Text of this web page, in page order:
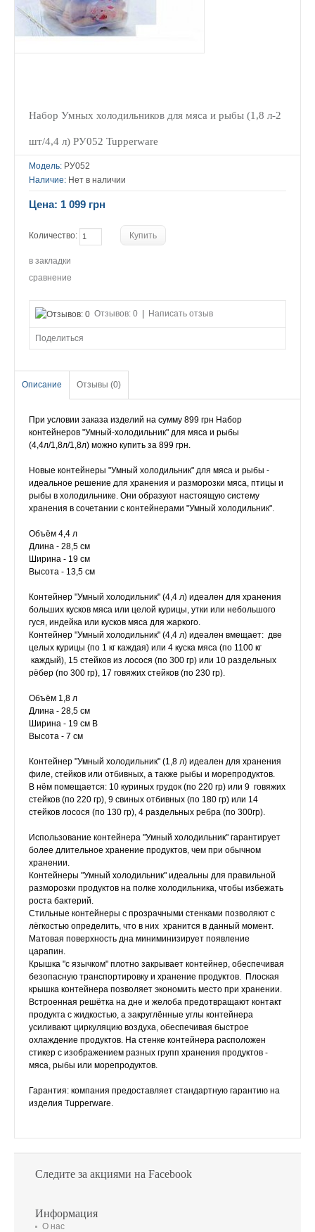
Набор Умных холодильников для мяса и рыбы (1,8 л-2
шт/4,4 л) РУ052 Tupperware
Модель: РУ052
Наличие: Нет в наличии
Цена: 1 099 грн
Количество:
в закладки
сравнение
Отзывов: 0 Написать отзыв
Поделиться
Описание Отзывы (0)
При условии заказа изделий на сумму 899 грн Набор
контейнеров "Умный-холодильник" для мяса и рыбы
(4,4л/1,8л/1,8л) можно купить за 899 грн.
Новые контейнеры "Умный холодильник" для мяса и рыбы -
идеальное решение для хранения и разморозки мяса, птицы и
рыбы в холодильнике. Они образуют настоящую систему
хранения в сочетании с контейнерами "Умный холодильник".
Объём 4,4 л
Длина - 28,5 см
Ширина - 19 см
Высота - 13,5 см
Контейнер "Умный холодильник" (4,4 л) идеален для хранения
больших кусков мяса или целой курицы, утки или небольшого
гуся, индейка или кусков мяса для жаркого.
Контейнер "Умный холодильник" (4,4 л) идеален вмещает: две
целых курицы (по 1 кг каждая) или 4 куска мяса (по 1100 кг
каждый), 15 стейков из лосося (по 300 гр) или 10 раздельных
рёбер (по 300 гр), 17 говяжих стейков (по 230 гр).
Объём 1,8 л
Длина - 28,5 см
Ширина - 19 см В
Высота - 7 см
Контейнер "Умный холодильник" (1,8 л) идеален для хранения
филе, стейков или отбивных, а также рыбы и морепродуктов.
В нём помещается: 10 куриных грудок (по 220 гр) или 9 говяжих
стейков (по 220 гр), 9 свиных отбивных (по 180 гр) или 14
стейков лосося (по 130 гр), 4 раздельных ребра (по 300гр).
Использование контейнера "Умный холодильник" гарантирует
более длительное хранение продуктов, чем при обычном
хранении.
Контейнеры "Умный холодильник" идеальны для правильной
разморозки продуктов на полке холодильника, чтобы избежать
роста бактерий.
Стильные контейнеры с прозрачными стенками позволяют с
лёгкостью определить, что в них хранится в данный момент.
Матовая поверхность дна миниминизирует появление
царапин.
Крышка "с язычком" плотно закрывает контейнер, обеспечивая
безопасную транспортировку и хранение продуктов. Плоская
крышка контейнера позволяет экономить место при хранении.
Встроенная решётка на дне и желоба предотвращают контакт
продукта с жидкостью, а закруглённые углы контейнера
усиливают циркуляцию воздуха, обеспечивая быстрое
охлаждение продуктов. На стенке контейнера расположен
стикер с изображением разных групп хранения продуктов -
мяса, рыбы или морепродуктов.
Гарантия: компания предоставляет стандартную гарантию на
изделия Tupperware.
Следите за акциями на Facebook
Информация
О нас